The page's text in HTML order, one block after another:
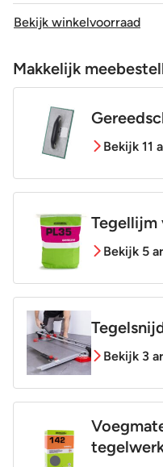
Bekijk winkelvoorraad
Makkelijk
Bekijk 11
Tegellijm
Bekijk 5
Bekijk 3